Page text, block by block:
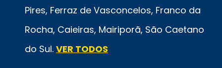
Pires, Ferraz de Vasconcelos, Franco da
Rocha, Caieiras, Mairiporã, São Caetano
do Sul. VER TODOS